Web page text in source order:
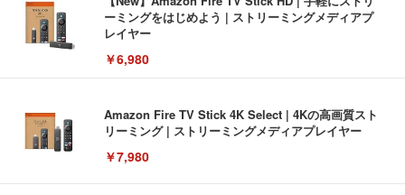
ーミングをはじめよう | ストリーミングメディアプ
レイヤー
￥6,980
Amazon Fire TV Stick 4K Select | 4Kの高画質スト
リーミング | ストリーミングメディアプレイヤー
￥7,980